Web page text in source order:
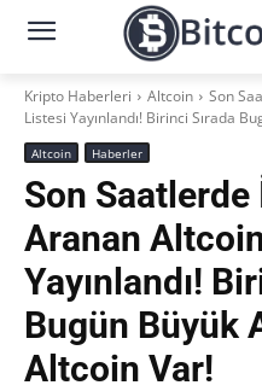
Kripto Haberleri Altcoin
Son
Listesi Yayınlandı! Birinci Sırada
Altcoin Haberler
Son Saatlerde
Aranan
Yayınlandı!
Bugün Büyük
Altcoin Var!